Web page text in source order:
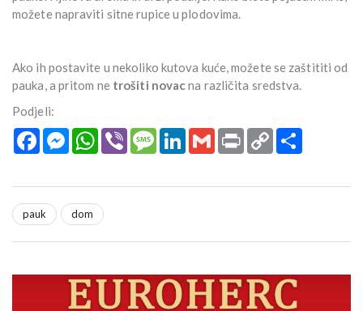
možete napraviti sitne rupice u plodovima.
Ako ih postavite u nekoliko kutova kuće, možete se zaštititi od
pauka, a pritom ne trošiti novacna različita sredstva.
Podjeli:
FacebookMessengerWhatsApp
Viber MessageLinkedInGmail Print Copy
Link
pauk dom